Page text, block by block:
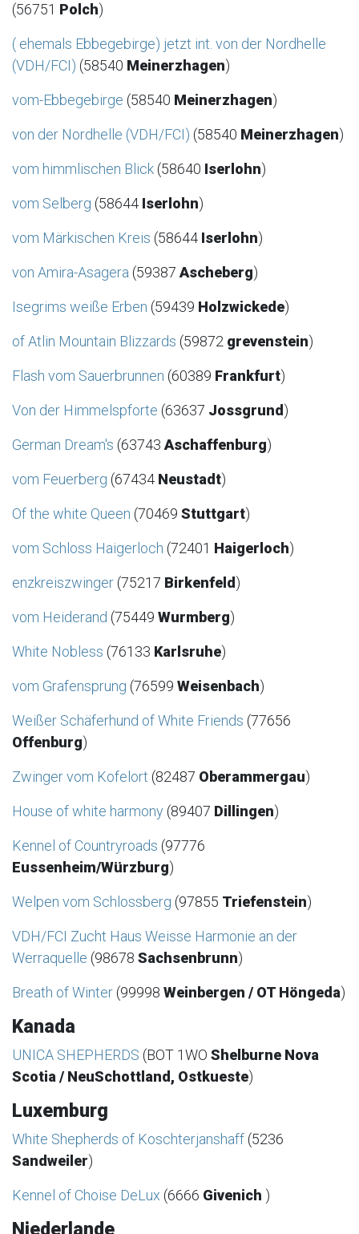
(56751 Polch)
( ehemals Ebbegebirge) jetzt int. von der Nordhelle
(VDH/FCI) (58540 Meinerzhagen)
vom-Ebbegebirge (58540 Meinerzhagen)
von der Nordhelle (VDH/FCI) (58540 Meinerzhagen)
vom himmlischen Blick (58640 Iserlohn)
vom Selberg (58644 Iserlohn)
vom Märkischen Kreis (58644 Iserlohn)
von Amira-Asagera (59387 Ascheberg)
Isegrims weiße Erben (59439 Holzwickede)
of Atlin Mountain Blizzards (59872 grevenstein)
Flash vom Sauerbrunnen (60389 Frankfurt)
Von der Himmelspforte (63637 Jossgrund )
German Dream's (63743 Aschaffenburg)
vom Feuerberg (67434 Neustadt)
Of the white Queen (70469 Stuttgart)
vom Schloss Haigerloch (72401 Haigerloch)
enzkreiszwinger (75217 Birkenfeld )
vom Heiderand (75449 Wurmberg)
White Nobless (76133 Karlsruhe)
vom Grafensprung (76599 Weisenbach)
Weißer Schäferhund of White Friends (77656
Offenburg)
Zwinger vom Kofelort (82487 Oberammergau)
House of white harmony (89407 Dillingen)
Kennel of Countryroads (97776
Eussenheim/Würzburg)
Welpen vom Schlossberg (97855 Triefenstein)
VDH/FCI Zucht Haus Weisse Harmonie an der
Werraquelle (98678 Sachsenbrunn)
Breath of Winter (99998 Weinbergen / OT Höngeda)
Kanada
UNICA SHEPHERDS (BOT 1WO Shelburne Nova
Scotia / NeuSchottland, Ostkueste)
Luxemburg
White Shepherds of Koschterjanshaff (5236
Sandweiler)
Kennel of Choise DeLux (6666 Givenich )
Niederlande